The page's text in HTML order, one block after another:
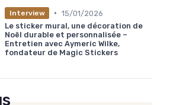
Interview • 15/01/2026
Le sticker mural, une décoration de
Noël durable et personnalisée –
Entretien avec Aymeric Wilke,
fondateur de Magic Stickers